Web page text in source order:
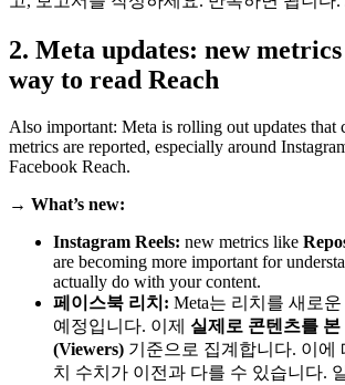
2. Meta updates: new
way to read Reach
Also important: Meta is rolling out updates that
metrics are reported, especially around
Facebook Reach.
→ What’s new:
Instagram Reels: new metrics like
are becoming more important for
actually do with your content.
페이스북 리치: Meta는 리치를 새로
예정입니다. 이제 실제로 콘텐츠를
(Viewers) 기준으로 집계합니다. 이에
치 수치가 이전과 다를 수 있습니다.